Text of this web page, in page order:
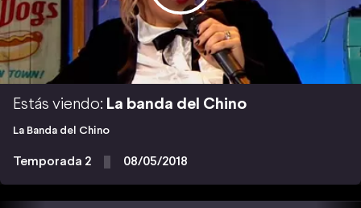
Estás viendo: La banda del Chino
La Banda del Chino
Temporada 2 08/05/2018